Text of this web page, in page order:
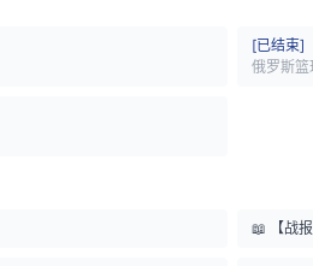
[已结束]
俄罗斯
📖 【战